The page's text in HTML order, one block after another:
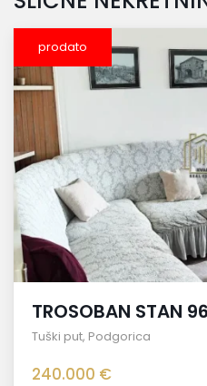
prodato
TROSOBAN STAN
Tuški put, Podgorica
240.000 €